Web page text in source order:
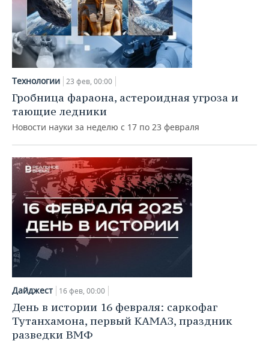
Технологии 23 фев, 00:00
Гробница фараона, астероидная угроза и
тающие ледники
Новости науки за неделю с 17 по 23 февраля
Дайджест 16 фев, 00:00
День в истории 16 февраля: саркофаг
Тутанхамона, первый КАМАЗ, праздник
разведки ВМФ